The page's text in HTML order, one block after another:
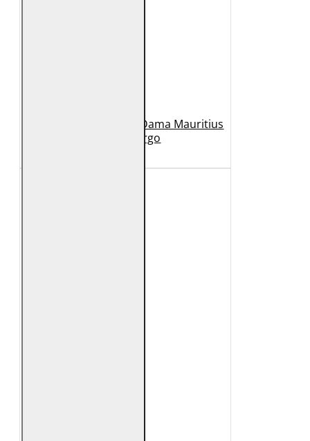
Geaca Lunga de Piele Dama Mauritius
Bej GWMargo